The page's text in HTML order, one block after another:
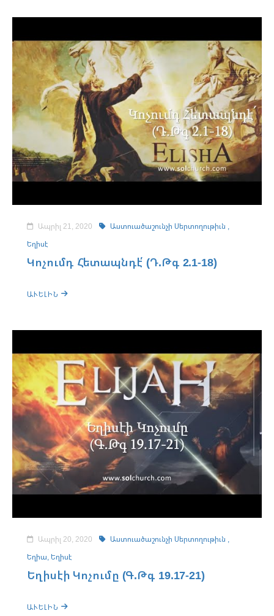
Ապրիլ 21, 2020
Աստուածաշունչի Սերտողութիւն ,
Եղիսէ
Կոչումդ Հետապնդէ՛ (Դ.Թգ 2.1-18)
ԱՒԵԼԻՆ
Ապրիլ 20, 2020
Աստուածաշունչի Սերտողութիւն ,
Եղիա,Եղիսէ
Եղիսէի Կոչումը (Գ.Թգ 19.17-21)
ԱՒԵԼԻՆ